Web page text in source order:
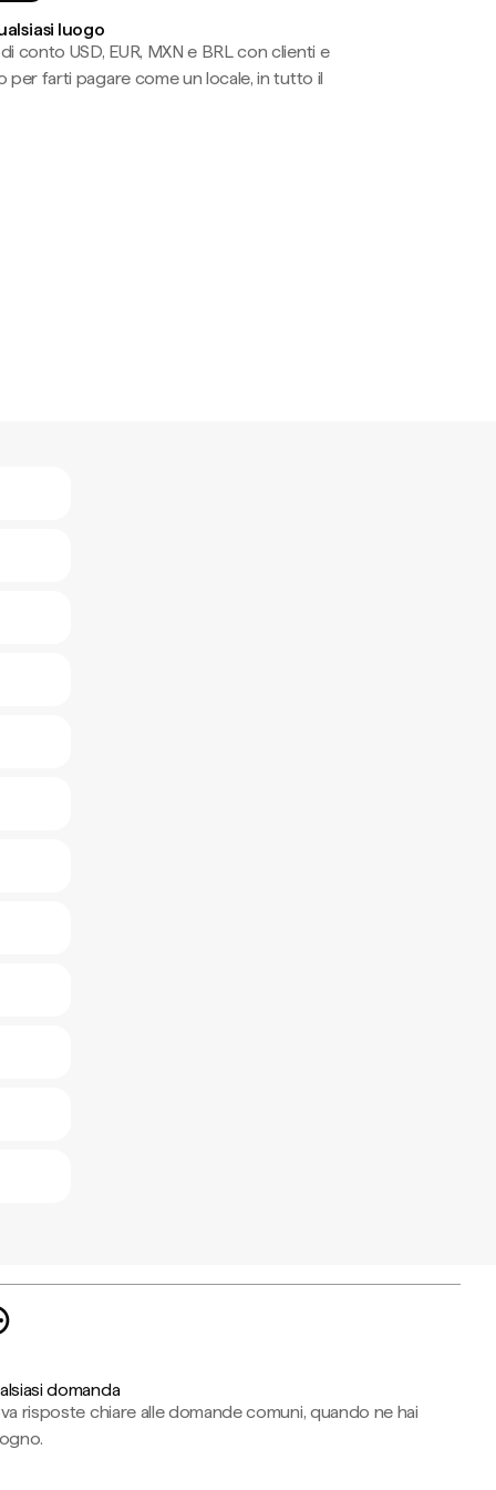
luogo
conto USD, EUR, MXN e BRL con clienti e
farti pagare come un locale, in tutto il
domanda
risposte chiare alle domande comuni, quando ne hai